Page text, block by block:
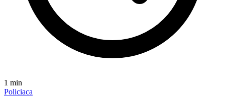
1 min
Policiaca